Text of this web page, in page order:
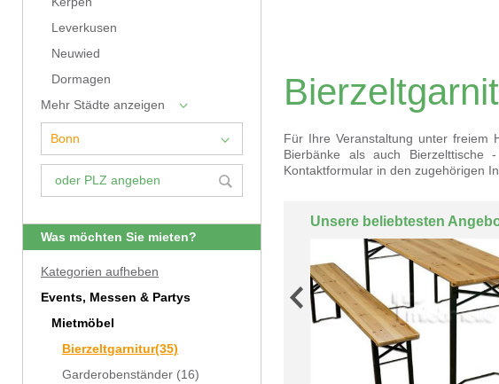
Leverkusen
Neuwied
Dormagen
Mehr Städte anzeigen
Was möchten Sie mieten?
Kategorien aufheben
Events, Messen & Partys
Mietmöbel
Bierzeltgarnitur(35)
Garderobenständer (16)
Für Ihre Veranstaltung unter freiem
Bierbänke als auch Bierzelttische
Kontaktformular in den zugehörigen
Unsere beliebtesten